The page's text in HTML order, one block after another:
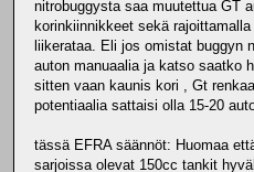
nitrobuggysta saa muutettua GT
korinkiinnikkeet sekä
liikerataa. Eli jos omistat buggyn
auton manuaalia ja katso saatko
sitten vaan kaunis kori , Gt
potentiaalia sattaisi olla 15-20
tässä EFRA säännöt: Huomaa
sarjoissa olevat 150cc tankit